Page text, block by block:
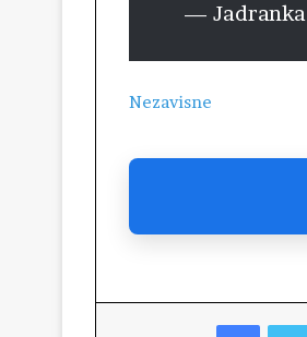
— Jadranka
Nezavisne
Facebook